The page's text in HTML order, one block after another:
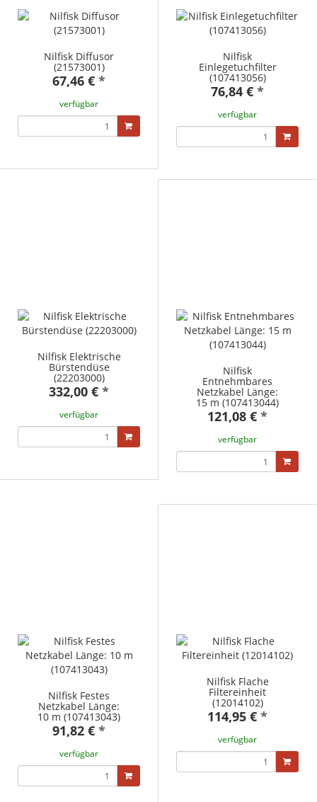
Nilfisk Diffusor
(21573001)
67,46 € *
verfügbar
Nilfisk
Einlegetuchfilter
(107413056)
76,84 € *
verfügbar
Nilfisk Elektrische
Bürstendüse
(22203000)
332,00 € *
verfügbar
Nilfisk
Entnehmbares
Netzkabel Länge:
15 m (107413044)
121,08 € *
verfügbar
Nilfisk Festes
Netzkabel Länge:
10 m (107413043)
91,82 € *
verfügbar
Nilfisk Flache
Filtereinheit
(12014102)
114,95 € *
verfügbar